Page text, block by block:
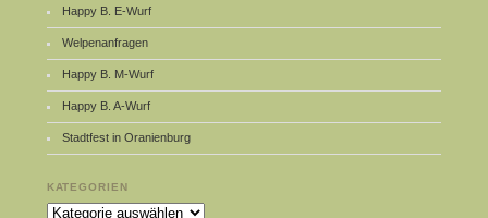
Happy B. E-Wurf
Welpenanfragen
Happy B. M-Wurf
Happy B. A-Wurf
Stadtfest in Oranienburg
KATEGORIEN
Kategorien